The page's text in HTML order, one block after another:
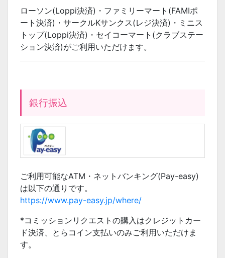
ローソン(Loppi決済)・ファミリーマート(FAMIポ
ート決済)・サークルKサンクス(レジ決済)・ミニス
トップ(Loppi決済)・セイコーマート(クラブステー
ション決済)がご利用いただけます。
銀行振込
ご利用可能なATM・ネットバンキング(Pay-easy)
は以下の通りです。
https://www.pay-easy.jp/where/
*コミッションリクエストの購入はクレジットカー
ド決済、とらコイン支払いのみご利用いただけま
す。